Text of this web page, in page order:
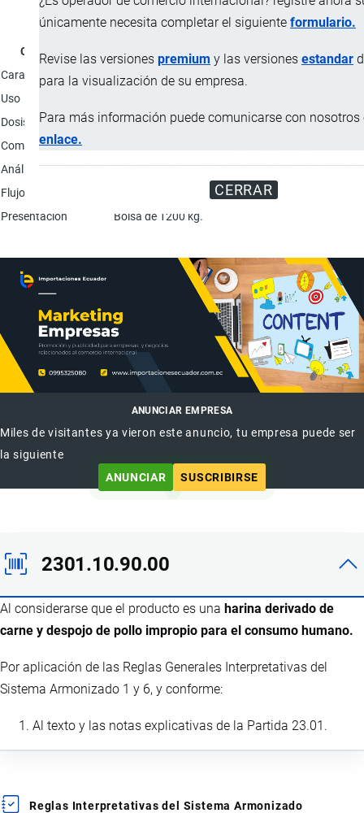
únicamente necesita completar el siguiente formulario.
Revise las versiones premium y las versiones estandar
para la visualización de su empresa.
Para más información puede comunicarse con nosotros
enlace.
CERRAR
Característica
Características físicas
Polvo fino marrón claro de 2 micras.
Uso
Dosis
10 % al 15% por tonelada en formula de dieta
Composición
Análisis garantizado
Proteína: min. 60%; Humedad: máx. 8%; Grasa:
Flujo del proceso
Recepción de materia prima; Molienda;
Presentación
Bolsa de 1200 kg.
ANUNCIAR EMPRESA
Miles de visitantes ya vieron este anuncio, tu empresa puede ser
la siguiente
ANUNCIAR
SUSCRIBIRSE
2301.10.90.00
Al considerarse que el producto es una harina derivado de
carne y despojo de pollo impropio para el consumo humano.
Por aplicación de las Reglas Generales Interpretativas del
Sistema Armonizado 1 y 6, y conforme:
Al texto y las notas explicativas de la Partida 23.01.
Reglas Interpretativas del Sistema Armonizado